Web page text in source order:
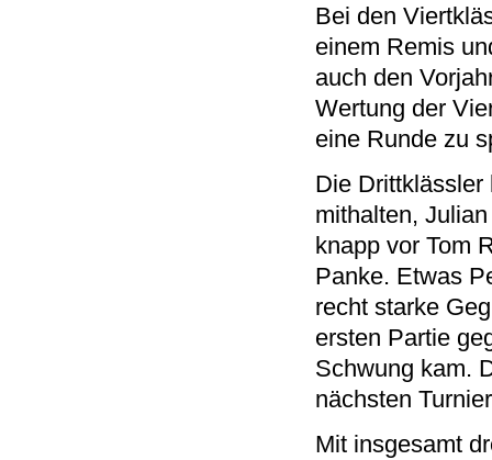
Bei den
einem Remis
auch den
Wertung der
eine Runde zu
Die Drittklässler
mithalten,
knapp vor Tom
Panke. Etwas
recht starke
ersten Partie
Schwung kam.
nächsten
Mit insgesamt